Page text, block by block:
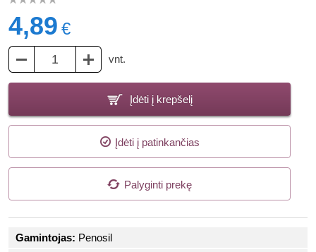
4,89 €
vnt.
Įdėti į krepšelį
Įdėti į patinkančias
Palyginti prekę
Gamintojas: Penosil